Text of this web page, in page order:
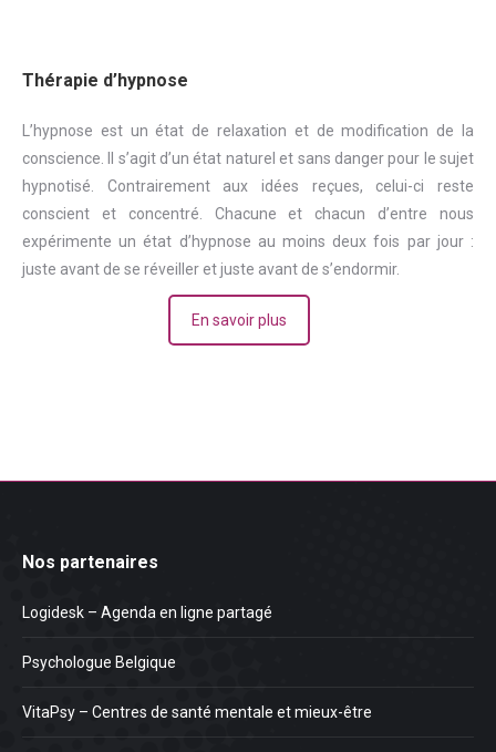
Thérapie d’hypnose
L’hypnose est un état de relaxation et de modification de la
conscience. Il s’agit d’un état naturel et sans danger pour le sujet
hypnotisé. Contrairement aux idées reçues, celui-ci reste
conscient et concentré. Chacune et chacun d’entre nous
expérimente un état d’hypnose au moins deux fois par jour :
juste avant de se réveiller et juste avant de s’endormir.
En savoir plus
Nos partenaires
Logidesk – Agenda en ligne partagé
Psychologue Belgique
VitaPsy – Centres de santé mentale et mieux-être